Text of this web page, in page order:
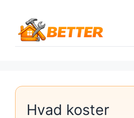
indhold
Hvad koster